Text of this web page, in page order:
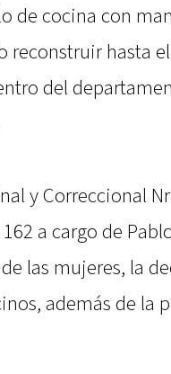
de cocina con
reconstruir hasta
del
y Correccional
a cargo de
las mujeres, la
además de la